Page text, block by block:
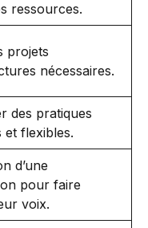
ressources.
projets
nécessaires.
des pratiques
et flexibles.
d’une
pour faire
voix.